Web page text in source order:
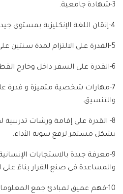
3-شهادة جامعية.
4-إتقان اللغة الإنكليزية بمستوى جيد جداً.
5-القدرة على الالتزام لمدة سنتين على الأقل.
6-القدرة على السفر داخل وخارج القطر.
7-مهارات شخصية متميزة و قدرة
والتنسيق.
8- القدرة على إقامة ورشات تدريبية
بشكل مستمر لرفع سوية الأداء.
9-معرفة جيدة بالاستجابات
والمساعدة في صنع القرار بناءً على
10-فهم عميق لمبادئ جمع المعلومات